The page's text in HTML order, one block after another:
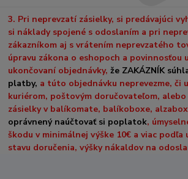
3. Pri neprevzatí zásielky, si predávajúci
si náklady spojené s odoslaním a pri
zákazníkom aj s vrátením neprevzatého
úpravu zákona o eshopoch a povinnosťou
ukončovaní objednávky,že ZAKÁZNÍK
platby, a túto objednávku neprevezme, či
kuriérom, poštovým doručovateľom,
zásielky v balíkomate, balíkoboxe,
oprávnený naúčtovať si poplatok,
škodu v minimálnej výške 10€ a viac podľa
stavu doručenia, výšky nákaldov na